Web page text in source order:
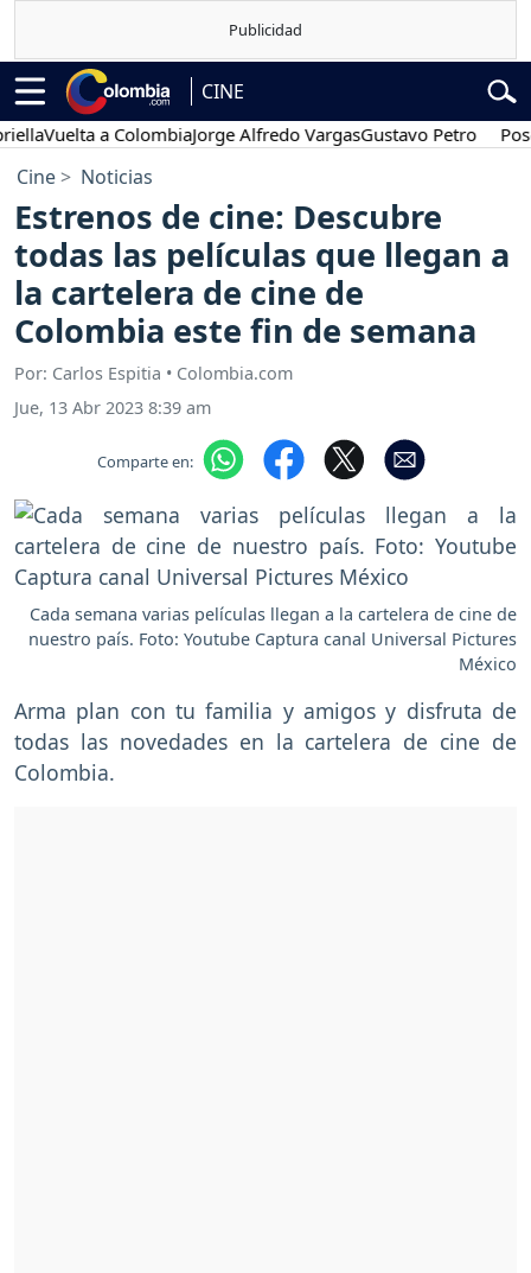
CINE
a ColombiaJorge Alfredo VargasGustavo Petro Posesión
Cine Noticias
Estrenos de cine: Descubre
todas las películas que llegan a
la cartelera de cine de
Colombia este fin de semana
Por: Carlos Espitia • Colombia.com
Jue, 13 Abr 2023 8:39 am
Comparte en:
Cada semana varias películas llegan a la cartelera de cine de
nuestro país. Foto: Youtube Captura canal Universal Pictures
México
Arma plan con tu familia y amigos y disfruta de
todas las novedades en la cartelera de cine de
Colombia.